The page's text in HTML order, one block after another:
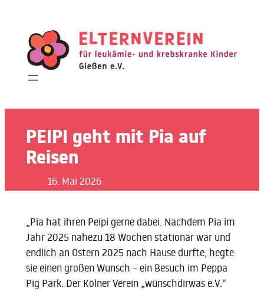
springen
PEIPI geht mit Pia auf
Reisen
16. Mai 2026
„Pia hat ihren Peipi gerne dabei. Nachdem Pia im
Jahr 2025 nahezu 18 Wochen stationär war und
endlich an Ostern 2025 nach Hause durfte, hegte
sie einen großen Wunsch – ein Besuch im Peppa
Pig Park. Der Kölner Verein „wünschdirwas e.V.“